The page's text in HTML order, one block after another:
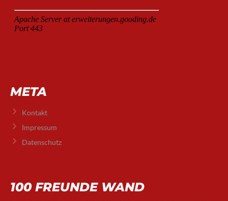
META
Kontakt
Impressum
Datenschutz
100 FREUNDE WAND